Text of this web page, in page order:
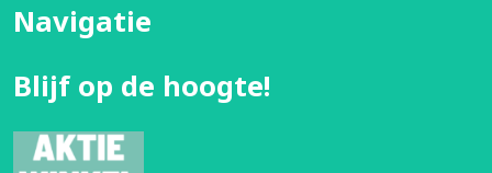
Navigatie
Blijf op de hoogte!